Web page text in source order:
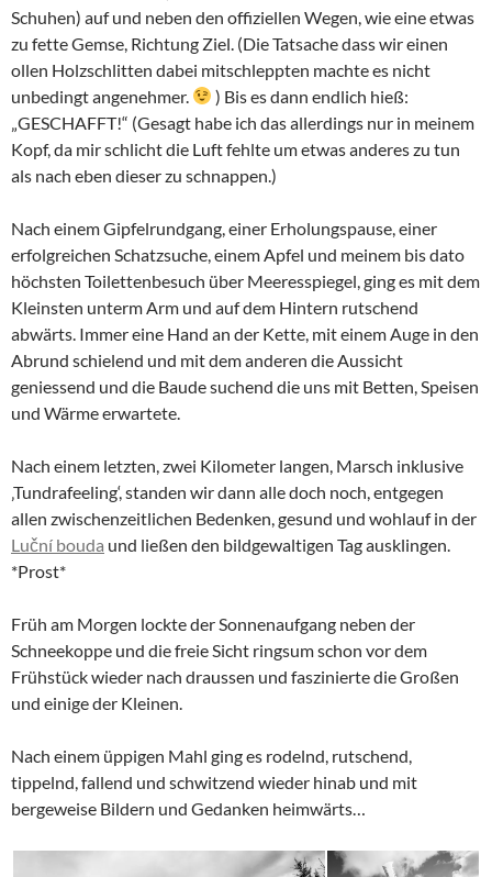
Schuhen) auf und neben den offiziellen Wegen, wie eine etwas
zu fette Gemse, Richtung Ziel. (Die Tatsache dass wir einen
ollen Holzschlitten dabei mitschleppten machte es nicht
unbedingt angenehmer.
) Bis es dann endlich hieß:
„GESCHAFFT!“ (Gesagt habe ich das allerdings nur in meinem
Kopf, da mir schlicht die Luft fehlte um etwas anderes zu tun
als nach eben dieser zu schnappen.)
Nach einem Gipfelrundgang, einer Erholungspause, einer
erfolgreichen Schatzsuche, einem Apfel und meinem bis dato
höchsten Toilettenbesuch über Meeresspiegel, ging es mit dem
Kleinsten unterm Arm und auf dem Hintern rutschend
abwärts. Immer eine Hand an der Kette, mit einem Auge in den
Abrund schielend und mit dem anderen die Aussicht
geniessend und die Baude suchend die uns mit Betten, Speisen
und Wärme erwartete.
Nach einem letzten, zwei Kilometer langen, Marsch inklusive
‚Tundrafeeling‘, standen wir dann alle doch noch, entgegen
allen zwischenzeitlichen Bedenken, gesund und wohlauf in der
Luční bouda und ließen den bildgewaltigen Tag ausklingen.
*Prost*
Früh am Morgen lockte der Sonnenaufgang neben der
Schneekoppe und die freie Sicht ringsum schon vor dem
Frühstück wieder nach draussen und faszinierte die Großen
und einige der Kleinen.
Nach einem üppigen Mahl ging es rodelnd, rutschend,
tippelnd, fallend und schwitzend wieder hinab und mit
bergeweise Bildern und Gedanken heimwärts…